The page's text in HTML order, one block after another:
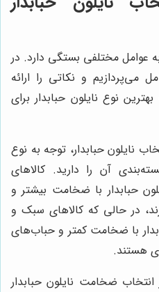
عوامل مختلفی بستگی دارد. در
می‌پردازیم و نکاتی را ارائه
نوع نایلون حبابدار برای
نایلون حبابدار، توجه به نوع
آن را دارید. کالاهای
حبابدار با ضخامت بیشتر و
در حالی که کالاهای سبک و
با ضخامت کمتر و حباب‌های
هستند.
انتخاب ضخامت نایلون حبابدار